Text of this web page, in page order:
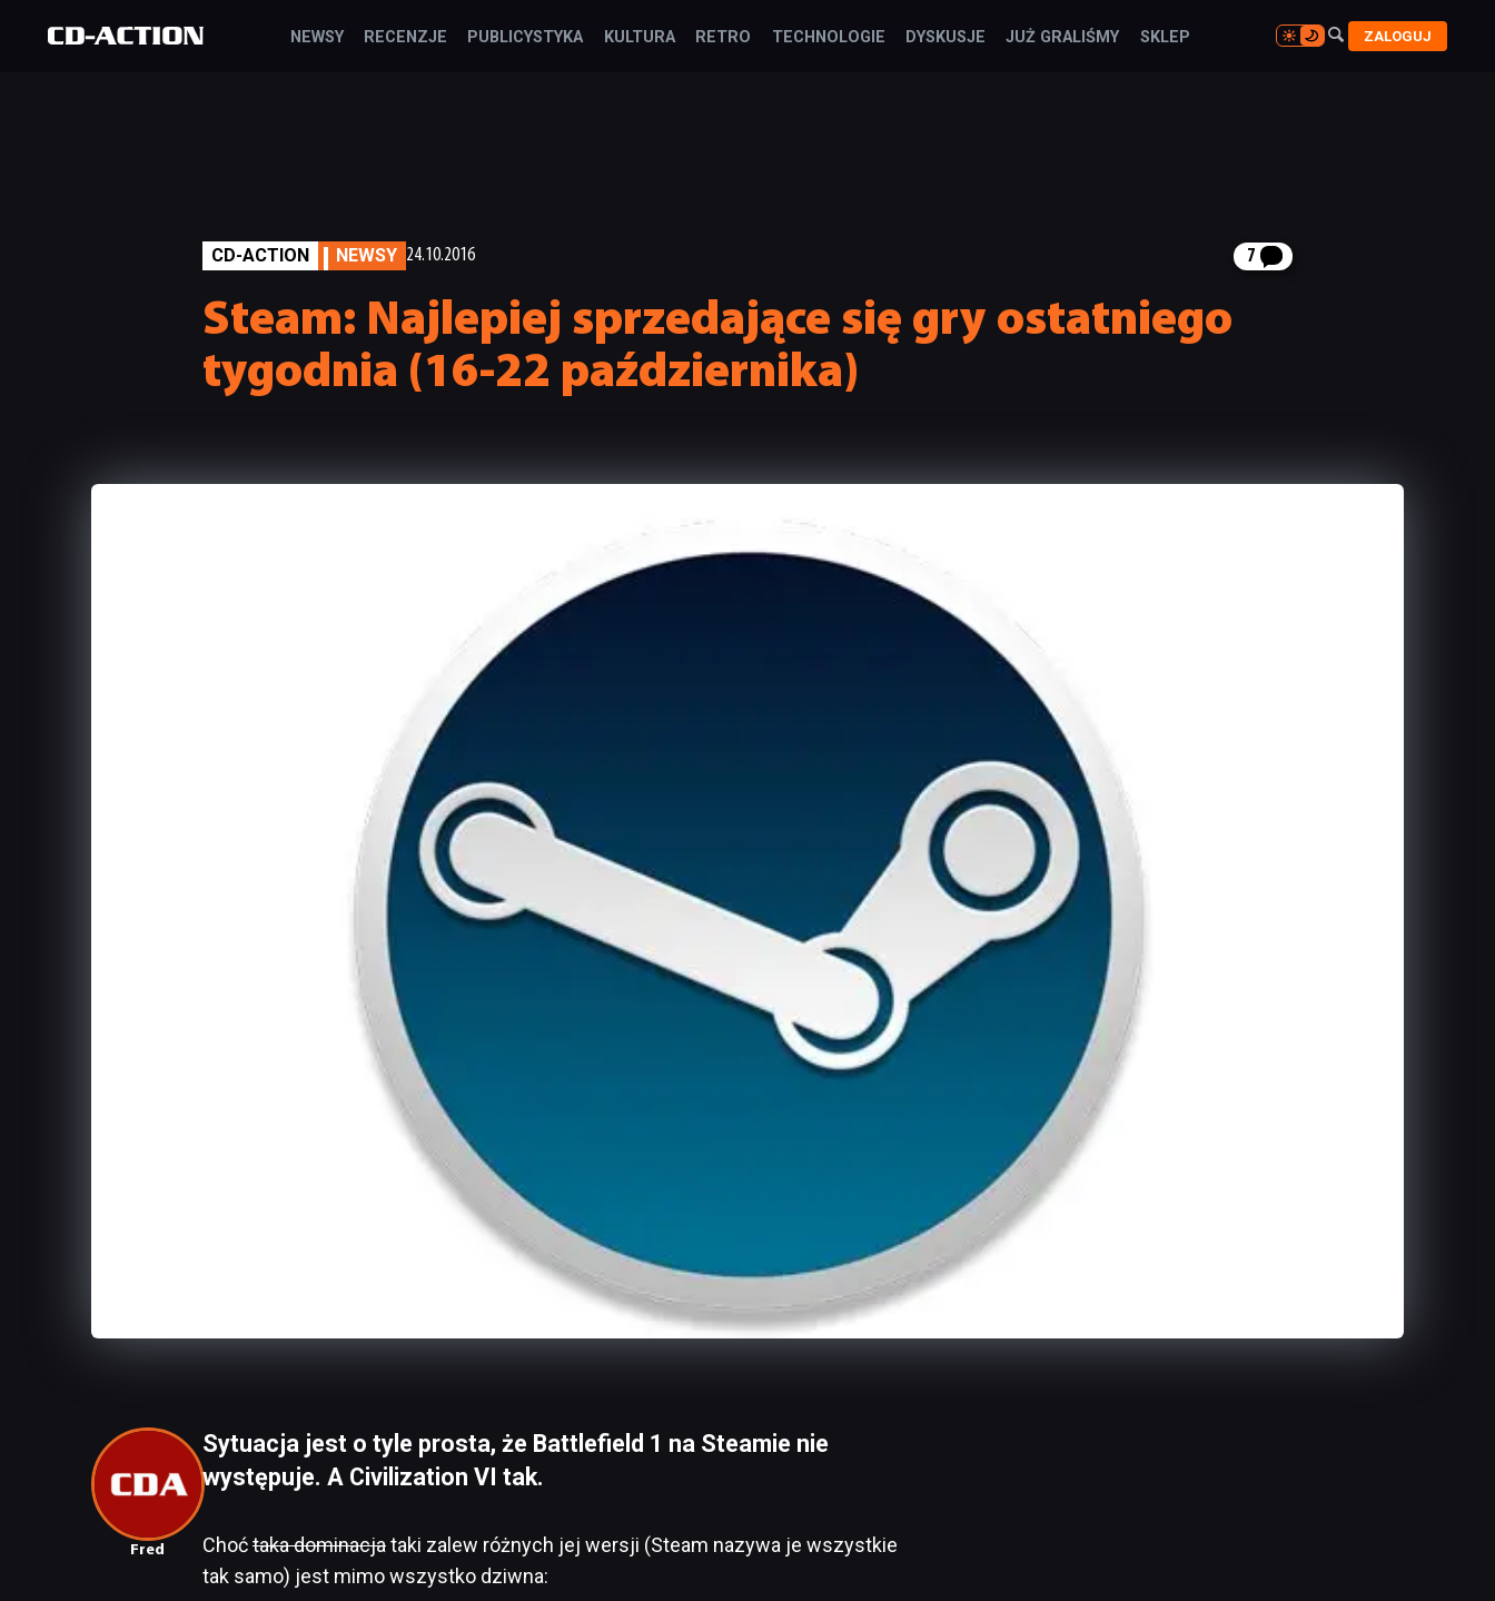
NEWSY RECENZJE PUBLICYSTYKA KULTURA RETRO TECHNOLOGIE DYSKUSJE JUŻ GRALIŚMY SKLEP 
 ZALOGUJ
CD-ACTION NEWSY 24.10.2016 7
Steam: Najlepiej sprzedające się gry ostatniego
tygodnia (16-22 października)
Fred
Sytuacja jest o tyle prosta, że Battlefield 1 na Steamie nie
występuje. A Civilization VI tak.
Choćtaka dominacjataki zalew różnych jej wersji (Steam nazywa je wszystkie
tak samo) jest mimo wszystko dziwna: